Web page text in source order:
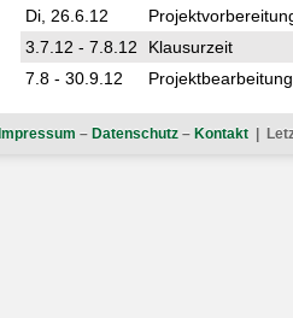
Di, 26.6.12
3.7.12 - 7.8.12
Klausurzeit
7.8 - 30.9.12
Projektbearbeitung
Impressum – Datenschutz – Kontakt |